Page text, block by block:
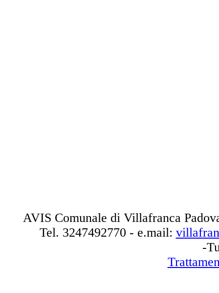
AVIS Comunale di Villafranca
Tel. 3247492770 - e.mail:
-